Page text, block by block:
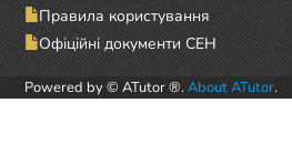
Правила користування
Офіційні документи СЕН
Powered by © ATutor ®. About ATutor.